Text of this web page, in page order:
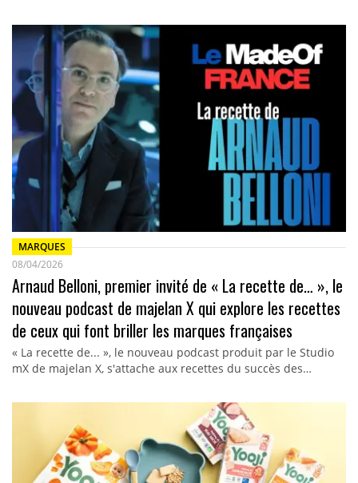
MARQUES
08/04/2026
Arnaud Belloni, premier invité de « La recette de… », le
nouveau podcast de majelan X qui explore les recettes
de ceux qui font briller les marques françaises
« La recette de... », le nouveau podcast produit par le Studio
mX de majelan X, s'attache aux recettes du succès des…